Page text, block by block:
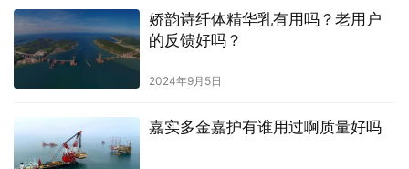
娇韵诗纤体精华乳有用吗？老用户
的反馈好吗？
2024年9月5日
嘉实多金嘉护有谁用过啊质量好吗